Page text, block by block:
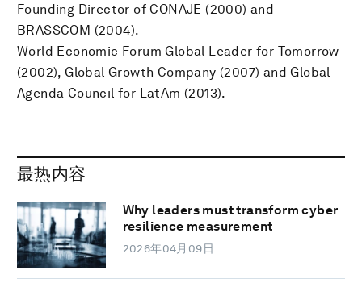
Founding Director of CONAJE (2000) and
BRASSCOM (2004).
World Economic Forum Global Leader for Tomorrow
(2002), Global Growth Company (2007) and Global
Agenda Council for LatAm (2013).
最热内容
Why leaders must transform cyber
resilience measurement
2026年04月09日